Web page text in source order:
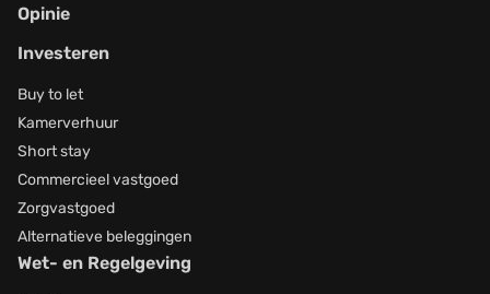
Opinie
Investeren
Buy to let
Kamerverhuur
Short stay
Commercieel vastgoed
Zorgvastgoed
Alternatieve beleggingen
Wet- en Regelgeving